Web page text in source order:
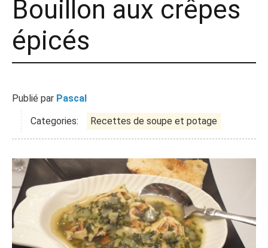
Bouillon aux crêpes
épicés
Publié par Pascal
Categories:
Recettes de soupe et potage